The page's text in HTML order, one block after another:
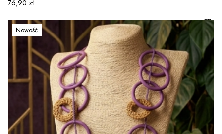
Cena
76,90 zł
Nowość